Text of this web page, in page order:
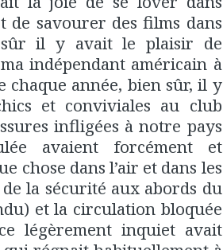
de savourer des films dans
sûr il y avait le plaisir de
indépendant américain à
chaque année, bien sûr, il y
et conviviales au club
infligées à notre pays
avaient forcément et
chose dans l’air et dans les
la sécurité aux abords du
et la circulation bloquée
légèrement inquiet avait